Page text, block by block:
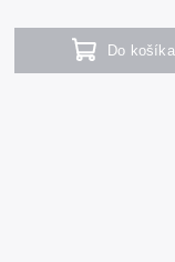
Do košíka